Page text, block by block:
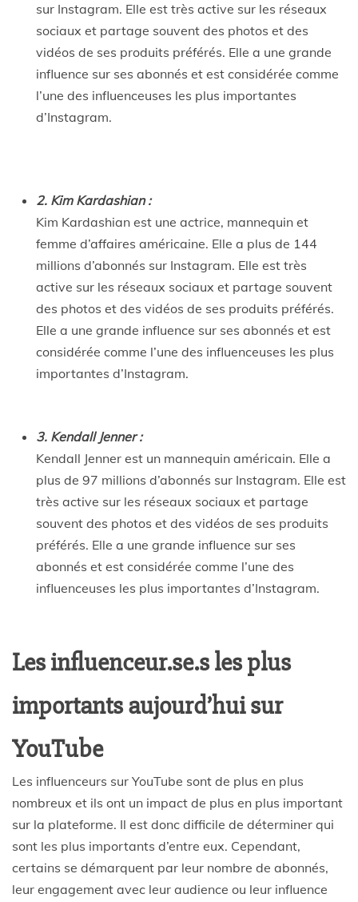
sur Instagram. Elle est très active sur les réseaux
sociaux et partage souvent des photos et des
vidéos de ses produits préférés. Elle a une grande
influence sur ses abonnés et est considérée comme
l’une des influenceuses les plus importantes
d’Instagram.
2. Kim Kardashian :
Kim Kardashian est une actrice, mannequin et
femme d’affaires américaine. Elle a plus de 144
millions d’abonnés sur Instagram. Elle est très
active sur les réseaux sociaux et partage souvent
des photos et des vidéos de ses produits préférés.
Elle a une grande influence sur ses abonnés et est
considérée comme l’une des influenceuses les plus
importantes d’Instagram.
3. Kendall Jenner :
Kendall Jenner est un mannequin américain. Elle a
plus de 97 millions d’abonnés sur Instagram. Elle est
très active sur les réseaux sociaux et partage
souvent des photos et des vidéos de ses produits
préférés. Elle a une grande influence sur ses
abonnés et est considérée comme l’une des
influenceuses les plus importantes d’Instagram.
Les influenceur.se.s les plus
importants aujourd’hui sur
YouTube
Les influenceurs sur YouTube sont de plus en plus
nombreux et ils ont un impact de plus en plus important
sur la plateforme. Il est donc difficile de déterminer qui
sont les plus importants d’entre eux. Cependant,
certains se démarquent par leur nombre de abonnés,
leur engagement avec leur audience ou leur influence